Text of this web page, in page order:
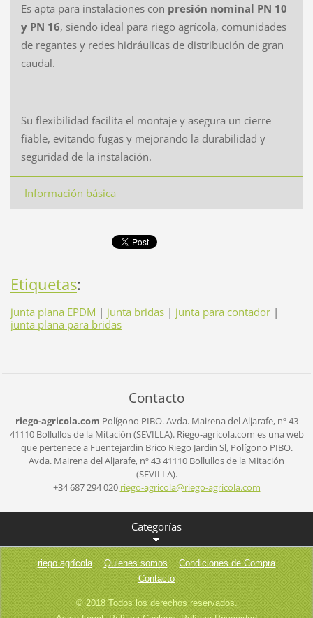
Es apta para instalaciones con presión nominal PN 10
y PN 16, siendo ideal para riego agrícola, comunidades
de regantes y redes hidráulicas de distribución de gran
caudal.
Su flexibilidad facilita el montaje y asegura un cierre
fiable, evitando fugas y mejorando la durabilidad y
seguridad de la instalación.
Información básica
Etiquetas:
junta plana EPDM | junta bridas | junta para contador |
junta plana para bridas
Contacto
riego-agricola.com Polígono PIBO. Avda. Mairena del Aljarafe, nº 43
41110 Bollullos de la Mitación (SEVILLA). Riego-agricola.com es una web
que pertenece a Fuentejardin Brico Riego Jardin Sl,Polígono PIBO.
Avda. Mairena del Aljarafe, nº 4341110 Bollullos de la Mitación
(SEVILLA).
+34 687 294 020 riego-agricola@riego-agricola.com
Categorías
riego agrícola Quienes somos
Condiciones de Compra
Contacto
© 2018 Todos los derechos reservados.